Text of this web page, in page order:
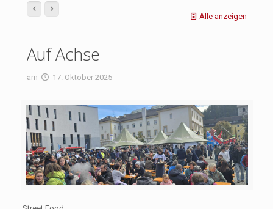
Alle anzeigen
Auf Achse
am 17. Oktober 2025